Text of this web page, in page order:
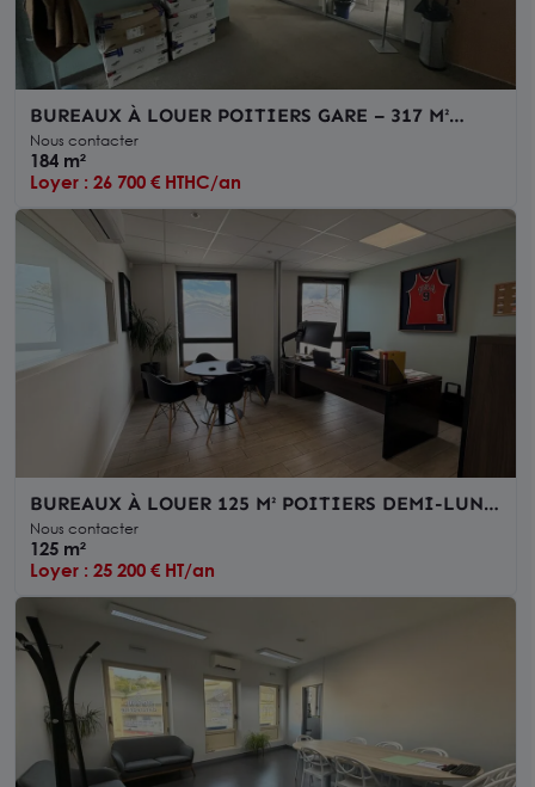
BUREAUX À LOUER POITIERS GARE – 317 M²
DIVISIBLES – CLIMATISATION – ASCENSEUR –
ACCÈS PMR
Nous contacter
184 m²
Loyer : 26 700 € HTHC/an
BUREAUX À LOUER 125 M² POITIERS DEMI-LUNE
IMMEUBLE RÉCENT PARKING A PROXIMITE
Nous contacter
125 m²
Loyer : 25 200 € HT/an